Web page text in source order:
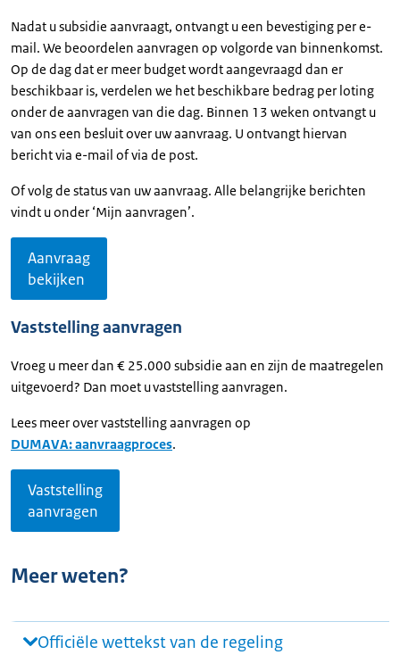
Nadat u subsidie aanvraagt, ontvangt u een bevestiging per e-
mail. We beoordelen aanvragen op volgorde van binnenkomst.
Op de dag dat er meer budget wordt aangevraagd dan er
beschikbaar is, verdelen we het beschikbare bedrag per loting
onder de aanvragen van die dag. Binnen 13 weken ontvangt u
van ons een besluit over uw aanvraag. U ontvangt hiervan
bericht via e-mail of via de post.
Of volg de status van uw aanvraag. Alle belangrijke berichten
vindt u onder ‘Mijn aanvragen’.
Aanvraag
bekijken
Vaststelling aanvragen
Vroeg u meer dan € 25.000 subsidie aan en zijn de maatregelen
uitgevoerd? Dan moet u vaststelling aanvragen.
Lees meer over vaststelling aanvragen op
DUMAVA: aanvraagproces.
Vaststelling
aanvragen
Meer weten?
Officiële wettekst van de regeling